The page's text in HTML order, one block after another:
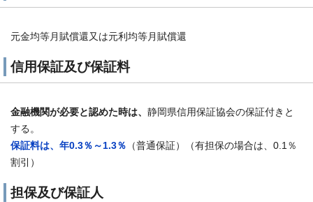
元金均等月賦償還又は元利均等月賦償還
信用保証及び保証料
金融機関が必要と認めた時は、 静岡県信用保証協会の保証付きと
する。
保証料は、年0.3％～1.3％ （普通保証）（有担保の場合は、0.1％
割引）
担保及び保証人